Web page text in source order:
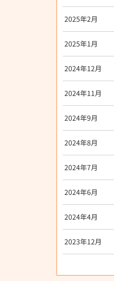
2025年2月
2025年1月
2024年12月
2024年11月
2024年9月
2024年8月
2024年7月
2024年6月
2024年4月
2023年12月